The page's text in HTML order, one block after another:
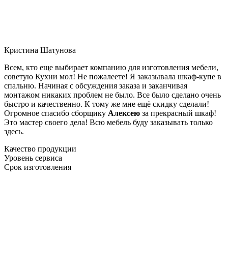
Кристина Шатунова
Всем, кто еще выбирает компанию для изготовления мебели,
советую Кухни мол! Не пожалеете! Я заказывала шкаф-купе в
спальню. Начиная с обсуждения заказа и заканчивая
монтажом никаких проблем не было. Все было сделано очень
быстро и качественно. К тому же мне ещё скидку сделали!
Огромное спасибо сборщику Алексею за прекрасный шкаф!
Это мастер своего дела! Всю мебель буду заказывать только
здесь.
Качество продукции
Уровень сервиса
Срок изготовления